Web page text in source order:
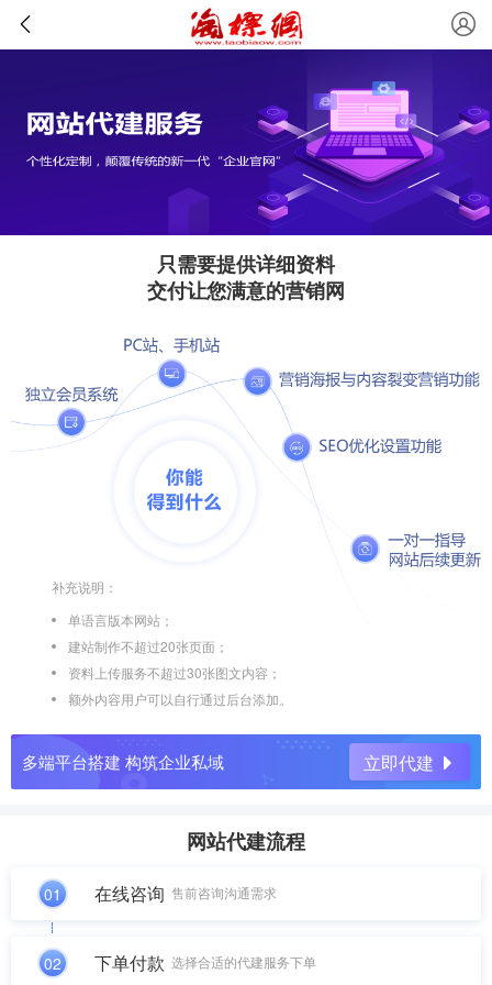
只需要提供详细资料
交付让您满意的营销网
补充说明：
单语言版本网站；
建站制作不超过20张页面；
资料上传服务不超过30张图文内容；
额外内容用户可以自行通过后台添加。
多端平台搭建 构筑企业私域 立即代建
网站代建流程
01 在线咨询 售前咨询沟通需求
02 下单付款 选择合适的代建服务下单